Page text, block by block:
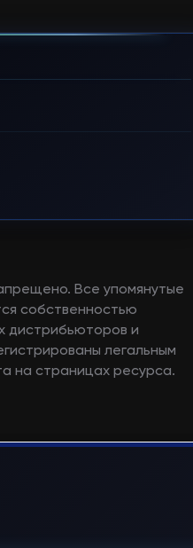
Все упомянутые
собственностью
дистрибьюторов и
легальным
на страницах ресурса.